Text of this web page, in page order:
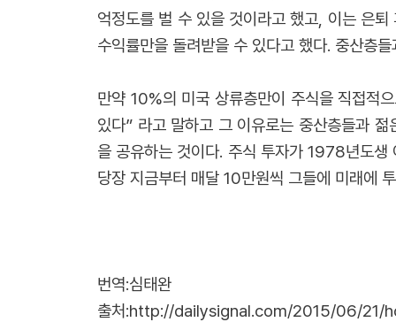
억정도를 벌 수 있을 것이라고 했고, 이는 은
수익률만을 돌려받을 수 있다고 했다. 중산층
만약 10%의 미국 상류층만이 주식을 직접적
있다” 라고 말하고 그 이유로는 중산층들과
을 공유하는 것이다. 주식 투자가 1978년도생
당장 지금부터 매달 10만원씩 그들에 미래에
번역:심태완
출처:http://dailysignal.com/2015/06/